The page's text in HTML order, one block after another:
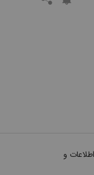
و